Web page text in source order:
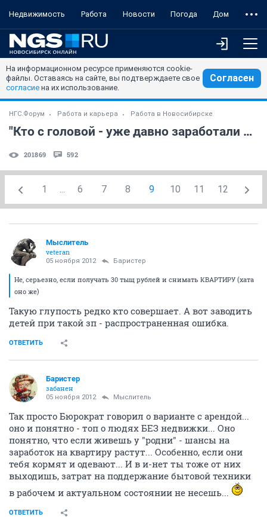
Недвижимость Работа Новости Погода Дом
На информационном ресурсе применяются cookie-
файлы. Оставаясь на сайте, вы подтверждаете свое
согласие на их использование.
Согласен
НГС.Форум Работа и карьера Работа в Новосибирске
"Кто с головой - уже давно заработали на квартиру"
201869 592
1 ... 6 7 8 9 10 11 12
Мыслитель
veteran
05 ноября 2012 Баристер
Не, серьезно, если получать 30 тыщ рублей и снимать КВАРТИРУ (хата
оно же)
Такую глупость редко кто совершает. А вот заводить
детей при такой зп - распространенная ошибка.
ОТВЕТИТЬ
Баристер
забанен
05 ноября 2012 Мыслитель
Так просто Бюрократ говорил о варианте с арендой...
оно и понятно - топ о людях БЕЗ недвижки... Оно
понятно, что если живешь у "родни" - шансы на
заработок на квартиру растут... Особенно, если они
тебя кормят и одевают... И в и-нет ты тоже от них
выходишь, затрат на поддержание бытовой техники
в рабочем и актуальном состоянии не несешь...
ОТВЕТИТЬ